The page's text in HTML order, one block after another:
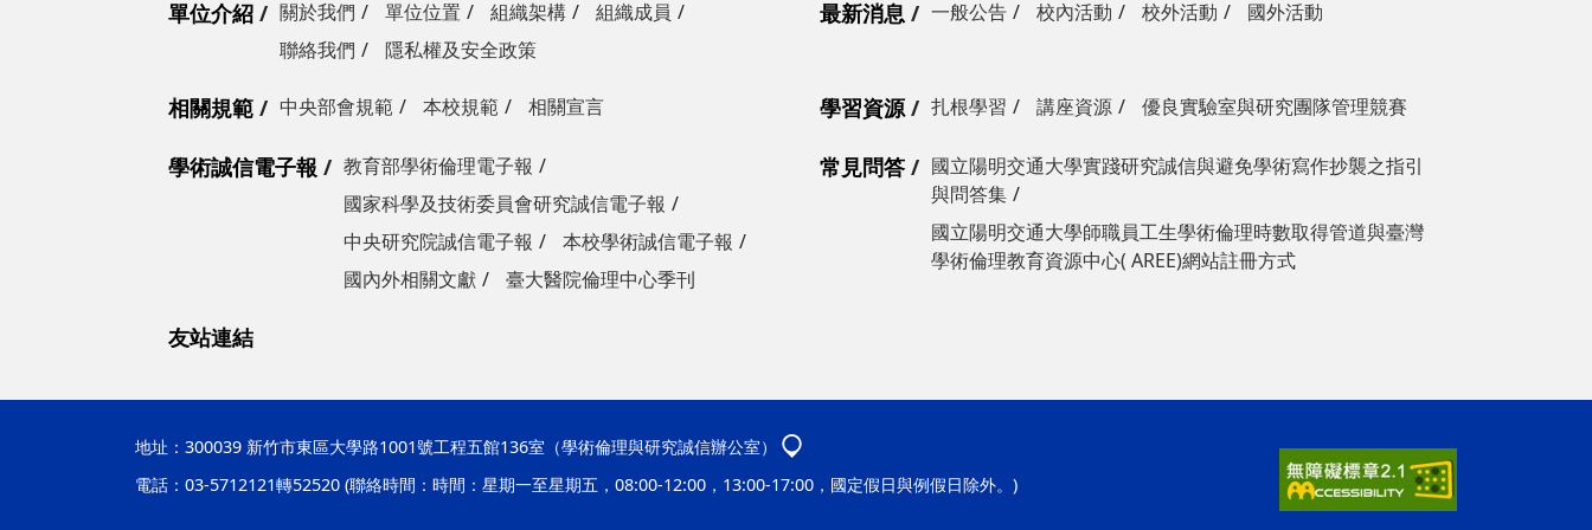
單位介紹 關於我們 單位位置 組織架構
組織成員
聯絡我們
隱私權及安全政策
最新消息 一般公告 校內活動 校外活動 國外活動
相關規範 中央部會規範 本校規範 相關宣言 學習資源 扎根學習 講座資源 優良實驗室與研究團隊管理競賽
學術誠信電子報
教育部學術倫理電子報
國家科學及技術委員會研究誠信電子報
中央研究院誠信電子報
本校學術誠信電子報
國內外相關文獻
臺大醫院倫理中心季刊
常見問答
國立陽明交通大學實踐研究誠信與避免學術寫作抄襲之指引
與問答集
國立陽明交通大學師職員工生學術倫理時數取得管道與臺灣
學術倫理教育資源中心( AREE)網站註冊方式
友站連結
地址： 300039 新竹市東區大學路1001號工程五館136室（學術倫理與研究誠信辦公室）
電話：03-5712121轉52520 (聯絡時間：時間：星期一至星期五，08:00-12:00，13:00-17:00，國定假日與例假日除外。)